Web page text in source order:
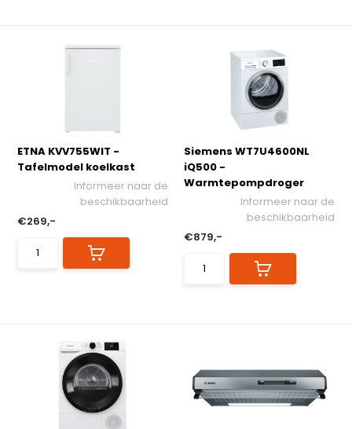
ETNA KVV755WIT -
Tafelmodel koelkast
Informeer naar de
beschikbaarheid
€269,-
Siemens WT7U4600NL
iQ500 -
Warmtepompdroger
Informeer naar de
beschikbaarheid
€879,-